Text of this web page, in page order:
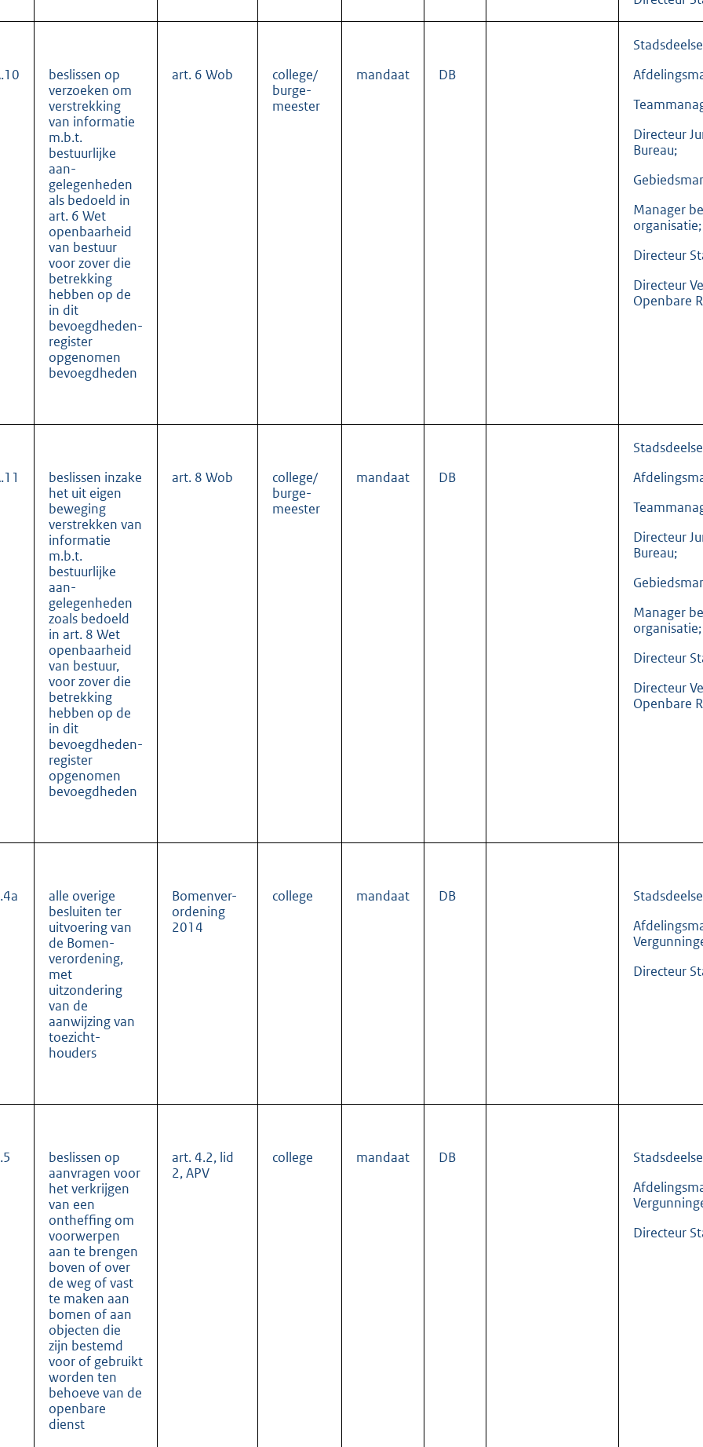
beslissen op
verzoeken om
verstrekking
van informatie
m.b.t.
bestuurlijke
aan-
gelegenheden
als bedoeld in
art. 6 Wet
openbaarheid
van bestuur
voor zover die
betrekking
hebben op de
in dit
bevoegdheden-
register
opgenomen
bevoegdheden
art. 6 Wob
college/
burge-
meester
mandaat DB
Directeur
Bureau;
Manager
organisatie;
Directeur
Directeur
Openbare
beslissen inzake
het uit eigen
beweging
verstrekken van
informatie
m.b.t.
bestuurlijke
aan-
gelegenheden
zoals bedoeld
in art. 8 Wet
openbaarheid
van bestuur,
voor zover die
betrekking
hebben op de
in dit
bevoegdheden-
register
opgenomen
bevoegdheden
art. 8 Wob
college/
burge-
meester
mandaat DB
Directeur
Bureau;
Manager
organisatie;
Directeur
Directeur
Openbare
alle overige
besluiten ter
uitvoering van
de Bomen-
verordening,
met
uitzondering
van de
aanwijzing van
toezicht-
houders
Bomenver-
ordening
2014
college mandaat DB
Directeur
beslissen op
aanvragen voor
het verkrijgen
van een
ontheffing om
voorwerpen
aan te brengen
boven of over
de weg of vast
te maken aan
bomen of aan
objecten die
zijn bestemd
voor of gebruikt
worden ten
behoeve van de
openbare
dienst
art. 4.2, lid
2, APV
college mandaat DB
Directeur